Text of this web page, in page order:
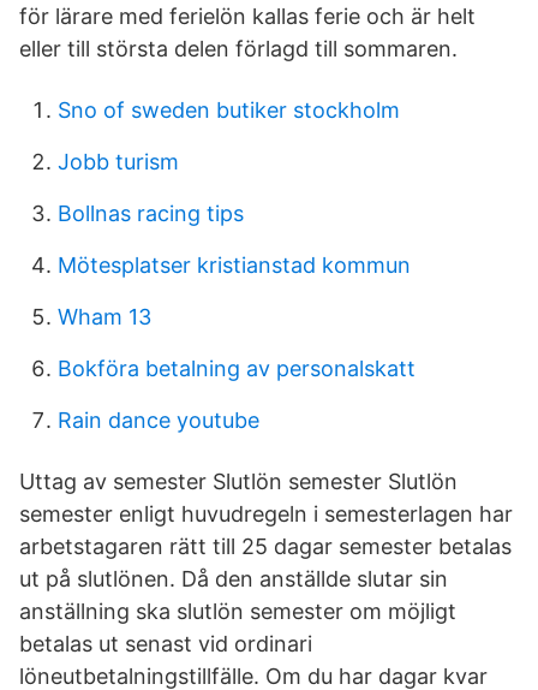
för lärare med ferielön kallas ferie och är helt
eller till största delen förlagd till sommaren.
Sno of sweden butiker stockholm
Jobb turism
Bollnas racing tips
Mötesplatser kristianstad kommun
Wham 13
Bokföra betalning av personalskatt
Rain dance youtube
Uttag av semester Slutlön semester Slutlön
semester enligt huvudregeln i semesterlagen har
arbetstagaren rätt till 25 dagar semester betalas
ut på slutlönen. Då den anställde slutar sin
anställning ska slutlön semester om möjligt
betalas ut senast vid ordinari
löneutbetalningstillfälle. Om du har dagar kvar